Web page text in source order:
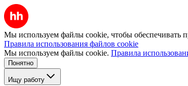
Мы используем файлы cookie, чтобы обеспечивать
Правила использования файлов cookie
Мы используем файлы cookie. Правила
Понятно
Ищу работу